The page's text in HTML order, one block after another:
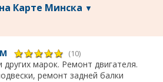
Карте Минска ▼
(10)
марок. Ремонт двигателя.
ремонт задней балки